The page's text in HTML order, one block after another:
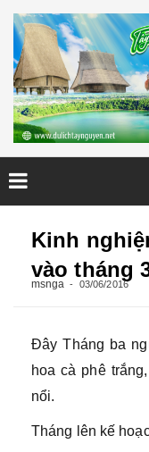
Kinh
vào tháng
msnga 03/06/2016
Đây Tháng ba
hoa cà phê
nổi.
Tháng lên kế